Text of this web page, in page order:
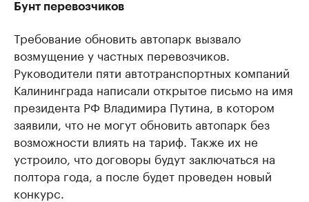
Бунт перевозчиков
Требование обновить автопарк вызвало
возмущение у частных перевозчиков.
Руководители пяти автотранспортных компаний
Калининграда написали открытое письмо на имя
президента РФ Владимира Путина, в котором
заявили, что не могут обновить автопарк без
возможности влиять на тариф. Также их не
устроило, что договоры будут заключаться на
полтора года, а после будет проведен новый
конкурс.